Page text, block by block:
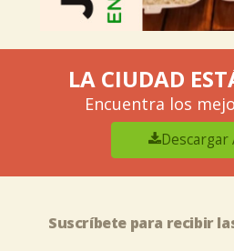
LA CIUDAD
Encuentra los
Descargar
Suscríbete para recibir